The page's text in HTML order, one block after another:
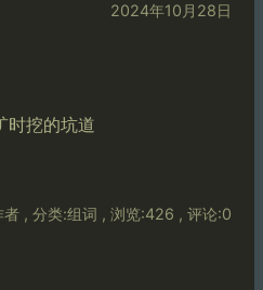
2024年10月28日
时挖的坑道
者 , 分类:组词 , 浏览:426 , 评论:0